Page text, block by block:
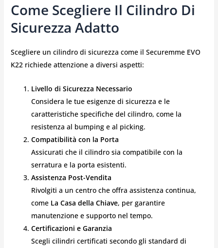
Come Scegliere Il Cilindro Di
Sicurezza Adatto
Scegliere un cilindro di sicurezza come il Securemme EVO
K22 richiede attenzione a diversi aspetti:
Livello di Sicurezza Necessario
Considera le tue esigenze di sicurezza e le
caratteristiche specifiche del cilindro, come la
resistenza al bumping e al picking.
Compatibilità con la Porta
Assicurati che il cilindro sia compatibile con la
serratura e la porta esistenti.
Assistenza Post-Vendita
Rivolgiti a un centro che offra assistenza continua,
come La Casa della Chiave, per garantire
manutenzione e supporto nel tempo.
Certificazioni e Garanzia
Scegli cilindri certificati secondo gli standard di